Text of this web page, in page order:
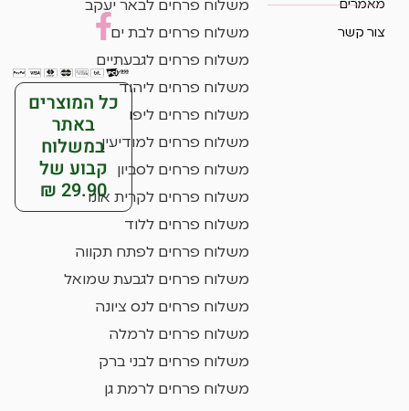
מאמרים
צור קשר
משלוח פרחים לבאר יעקב
משלוח פרחים לבת ים
משלוח פרחים לגבעתיים
משלוח פרחים ליהוד
משלוח פרחים ליפו
משלוח פרחים למודיעין
משלוח פרחים לסביון
משלוח פרחים לקרית אונו
משלוח פרחים ללוד
משלוח פרחים לפתח תקווה
משלוח פרחים לגבעת שמואל
משלוח פרחים לנס ציונה
משלוח פרחים לרמלה
משלוח פרחים לבני ברק
משלוח פרחים לרמת גן
כל המוצרים
באתר
במשלוח
קבוע של
29.90 ₪